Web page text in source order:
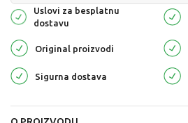
Uslovi za besplatnu
dostavu
Original proizvodi
Sigurna dostava